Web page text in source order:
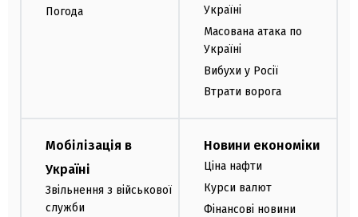
Погода
Україні
Масована атака по
Україні
Вибухи у Росії
Втрати ворога
Мобілізація в
Україні
Звільнення з військової
служби
Новини економіки
Ціна нафти
Курси валют
Фінансові новини